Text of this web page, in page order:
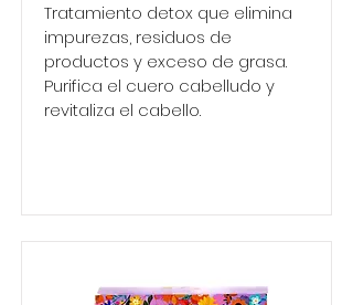
Tratamiento detox que elimina
impurezas, residuos de
productos y exceso de grasa.
Purifica el cuero cabelludo y
revitaliza el cabello.